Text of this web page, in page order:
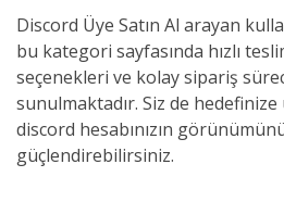
Discord Üye Satın Al arayan
bu kategori sayfasında hızlı
seçenekleri ve kolay sipariş
sunulmaktadır. Siz de
discord hesabınızın
güçlendirebilirsiniz.